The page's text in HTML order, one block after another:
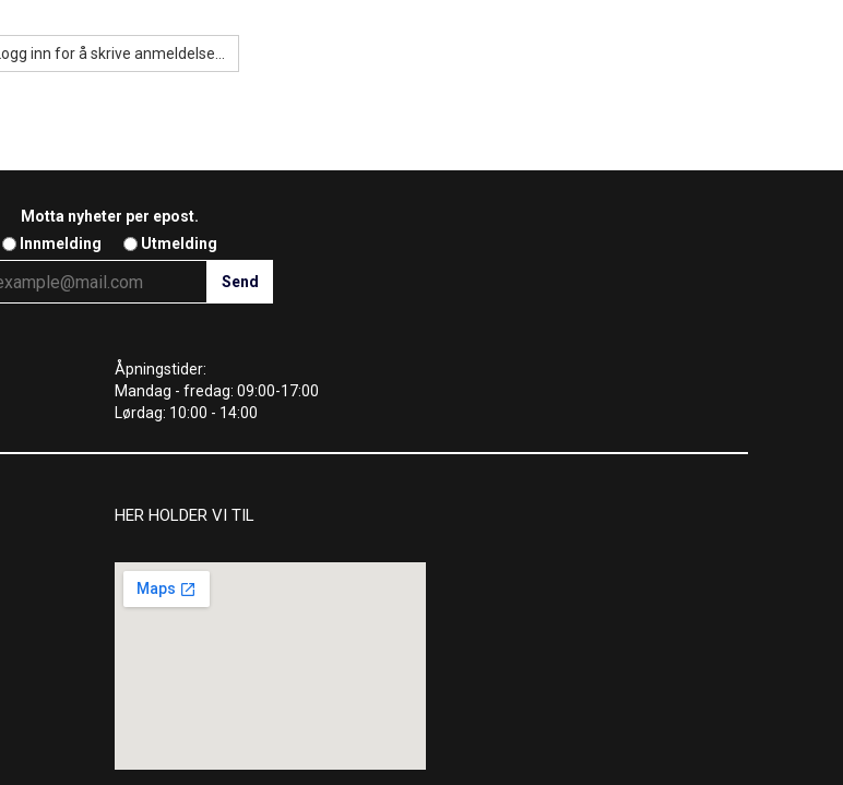
Logg inn for å skrive anmeldelse...
Motta nyheter per epost.
Innmelding
Utmelding
Åpningstider:
Mandag - fredag: 09:00-17:00
Lørdag: 10:00 - 14:00
HER HOLDER VI TIL